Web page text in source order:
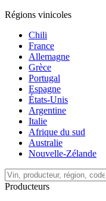
Régions vinicoles
Chili
France
Allemagne
Grèce
Portugal
Espagne
États-Unis
Argentine
Italie
Afrique du sud
Australie
Nouvelle-Zélande
Producteurs